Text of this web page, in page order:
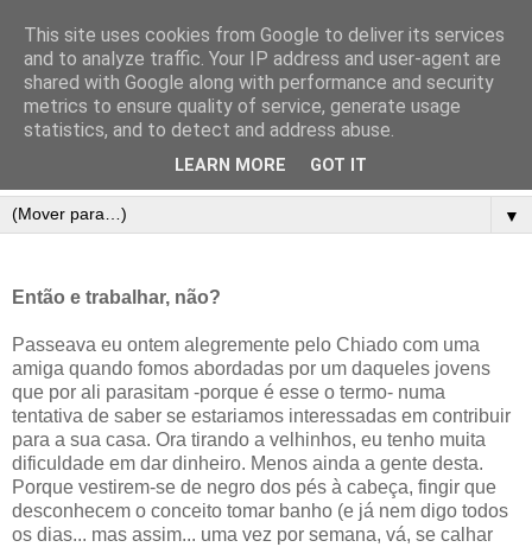
▼
Então e trabalhar, não?
Passeava eu ontem alegremente pelo Chiado com uma
amiga quando fomos abordadas por um daqueles jovens
que por ali parasitam -porque é esse o termo- numa
tentativa de saber se estariamos interessadas em contribuir
para a sua casa. Ora tirando a velhinhos, eu tenho muita
dificuldade em dar dinheiro. Menos ainda a gente desta.
Porque vestirem-se de negro dos pés à cabeça, fingir que
desconhecem o conceito tomar banho (e já nem digo todos
os dias... mas assim... uma vez por semana, vá, se calhar
This site uses cookies from Google to deliver its services
and to analyze traffic. Your IP address and user-agent are
shared with Google along with performance and security
metrics to ensure quality of service, generate usage
statistics, and to detect and address abuse.
LEARN MORE GOT IT